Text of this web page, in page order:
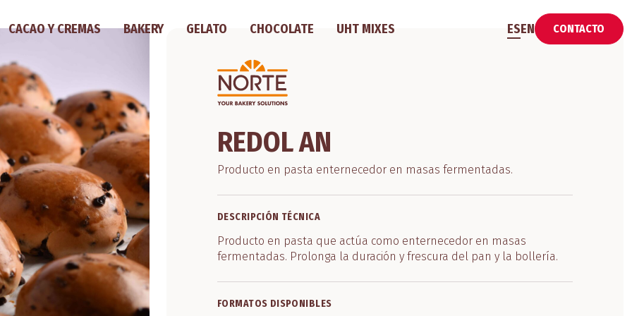
CACAO Y CREMAS BAKERY GELATO CHOCOLATE UHT MIXES ESEN CONTACTO
REDOL AN
Producto en pasta enternecedor en masas fermentadas.
DESCRIPCIÓN TÉCNICA
Producto en pasta que actúa como enternecedor en masas
fermentadas. Prolonga la duración y frescura del pan y la bollería.
FORMATOS DISPONIBLES